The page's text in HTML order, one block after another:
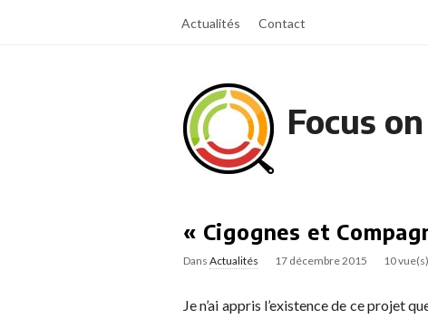
Actualités Contact
Focus
« Cigognes et
Dans Actualités 17 décembre 2015 10 vue(s)
Je n’ai appris l’existence de ce projet